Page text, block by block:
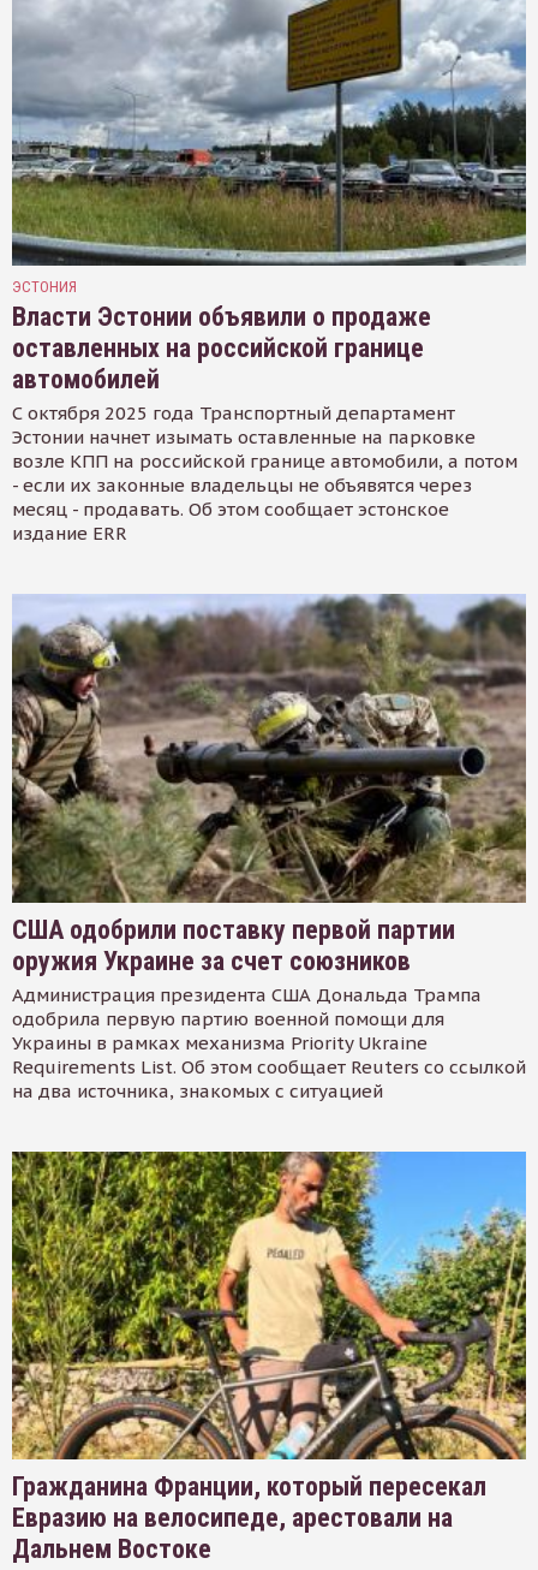
ЭСТОНИЯ
Власти Эстонии объявили о продаже
оставленных на российской границе
автомобилей
С октября 2025 года Транспортный департамент
Эстонии начнет изымать оставленные на парковке
возле КПП на российской границе автомобили, а потом
- если их законные владельцы не объявятся через
месяц - продавать. Об этом сообщает эстонское
издание ERR
США одобрили поставку первой партии
оружия Украине за счет союзников
Администрация президента США Дональда Трампа
одобрила первую партию военной помощи для
Украины в рамках механизма Priority Ukraine
Requirements List. Об этом сообщает Reuters со ссылкой
на два источника, знакомых с ситуацией
Гражданина Франции, который пересекал
Евразию на велосипеде, арестовали на
Дальнем Востоке